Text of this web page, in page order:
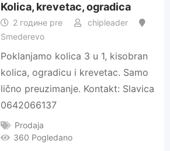
Kolica, krevetac, ogradica
2 године pre
chipleader
Smederevo
Poklanjamo kolica 3 u 1, kisobran
kolica, ogradicu i krevetac. Samo
lično preuzimanje. Kontakt: Slavica
0642066137
Prodaja
360 Pogledano